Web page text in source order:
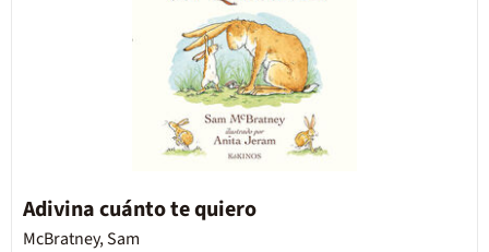
Adivina cuánto te quiero
McBratney, Sam